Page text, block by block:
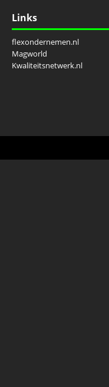
Links
flexondernemen.nl
Magworld
Kwaliteitsnetwerk.nl